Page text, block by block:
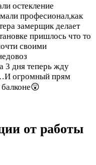
остекление
професионал,как
замерщик делает
пришлось что то
своими
3 дня теперь жду
огромный прям
от работы